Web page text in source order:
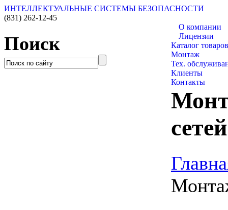
ИНТЕЛЛЕКТУАЛЬНЫЕ СИСТЕМЫ БЕЗОПАСНОСТИ
(831) 262-12-45
Поиск
О компании
Лицензии
Каталог товаров
Монтаж
Тех.
Клиенты
Контакты
сетей